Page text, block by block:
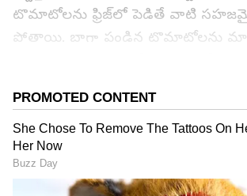
టొమాటోలను ఫ్రిజ్‌లో పెడితే వాటి
పోతాయి. బాగా పండిన టొమాటోలను
పండేందుకు ఎక్కువ సమయం పడుతుంది.
కాలం పాటూ అలా తాజాగా ఉంటాయి.
గూగుల్‌లో ఆసక్తికరమైన సమాచారం కోసం